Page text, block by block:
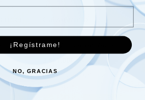
Mamparo Defender RHD
200TDI – Galvanizado
€
¡Regístrame!
NO, GRACIAS